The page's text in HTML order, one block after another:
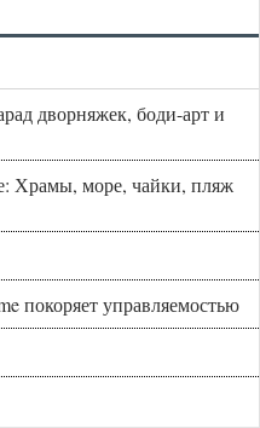
дворняжек, боди-арт и
Храмы, море, чайки, пляж
покоряет управляемостью